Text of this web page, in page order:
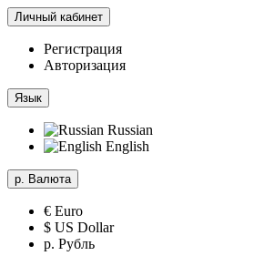
Личный кабинет
Регистрация
Авторизация
Язык
Russian
English
р. Валюта
€ Euro
$ US Dollar
р. Рубль